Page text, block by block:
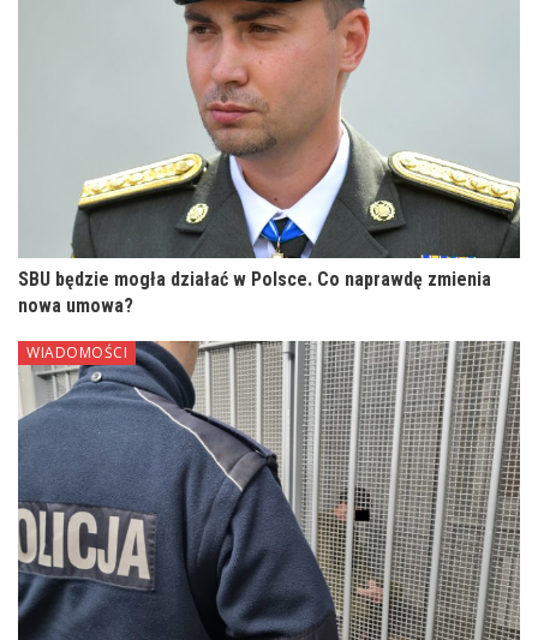
SBU będzie mogła działać w Polsce. Co naprawdę zmienia
nowa umowa?
WIADOMOŚCI